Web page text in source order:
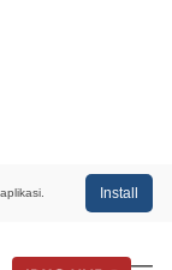
Install